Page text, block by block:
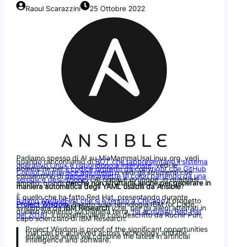
Raoul Scarazzini 25 Ottobre 2022
Parliamo spesso di AI su MiaMammaUsaLinux.org, vedi
quando raccontiamo diBOT che rappresentano il sistema
operativo Linux e rispondono a interviste, vedi le
polemiche peril codice protetto da copyright che GitHub
Copilot suggerisce agli utentio vedi gli strumenti che
consentono digenerare palette di colori partendo da una
semplice descrizione. L’AI ormai è ovunque, in qualsiasi
ambito, quindiperché non sfruttarla anche per generare in
maniera automatica degli YAML usabili da Ansible?
È quello che ha fatto Red Hat, presentando durante
l’ultimo AnsibleFest che si è tenuto a Chicagoil progetto
Project Wisdom. Basato sulla tecnologia IBM for Code,
sviluppata daIBM Research(che, per gli alieni atterrati in
questo momento sul pianeta terra,ha acquisito Red Hat
nel 2018), il progetto viene così descritto da Ruchir Puri,
capo scienziato di IBM Research:
Project Wisdom is proof of the significant opportunities
that can be achieved across technology and the
enterprise when we combine the latest in artificial
intelligence and software.